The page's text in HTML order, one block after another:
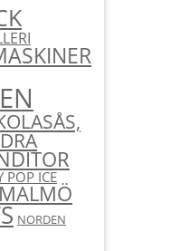
POP ICE
NORDEN